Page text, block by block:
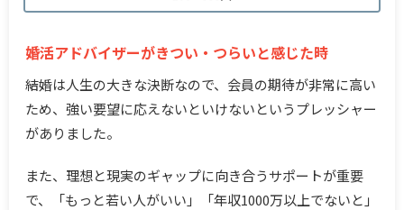
婚活アドバイザーがきつい・つらいと感じた時
結婚は人生の大きな決断なので、会員の期待が非常に高い
ため、強い要望に応えないといけないというプレッシャー
がありました。
また、理想と現実のギャップに向き合うサポートが重要
で、「もっと若い人がいい」「年収1000万以上でないと」